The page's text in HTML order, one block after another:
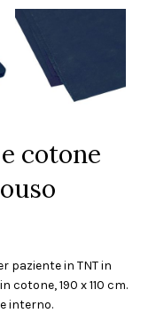
cotone
paziente in TNT in
190 x 110 cm.
interno.